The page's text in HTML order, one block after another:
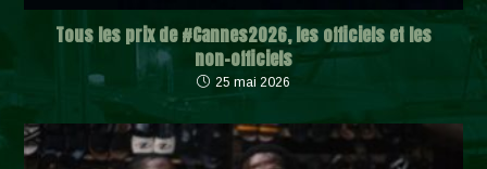
Tous les prix de #Cannes2026, les officiels et les
non-officiels
25 mai 2026